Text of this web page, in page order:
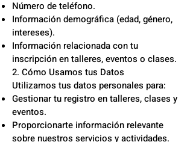
Número de teléfono.
Información demográfica (edad, género,
intereses).
Información relacionada con tu
inscripción en talleres, eventos o clases.
2. Cómo Usamos tus Datos
Utilizamos tus datos personales para:
Gestionar tu registro en talleres, clases y
eventos.
Proporcionarte información relevante
sobre nuestros servicios y actividades.